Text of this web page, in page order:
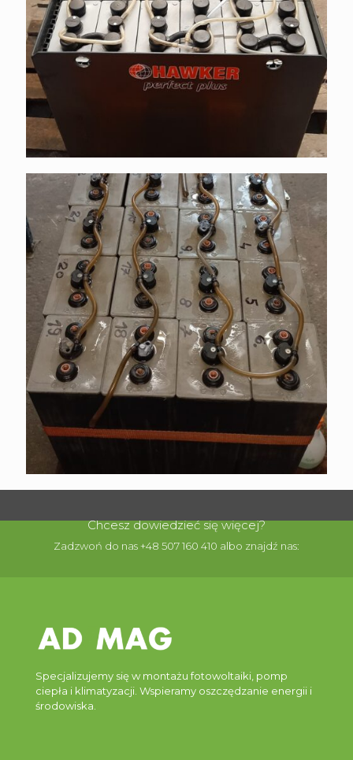
Chcesz dowiedzieć się więcej?
Zadzwoń do nas +48 507 160 410 albo znajdź nas:
Specjalizujemy się w montażu fotowoltaiki, pomp
ciepła i klimatyzacji. Wspieramy oszczędzanie energii i
środowiska.